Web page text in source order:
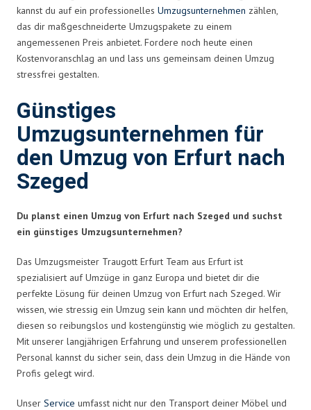
kannst du auf ein professionelles Umzugsunternehmen zählen,
das dir maßgeschneiderte Umzugspakete zu einem
angemessenen Preis anbietet. Fordere noch heute einen
Kostenvoranschlag an und lass uns gemeinsam deinen Umzug
stressfrei gestalten.
Günstiges
Umzugsunternehmen für
den Umzug von Erfurt nach
Szeged
Du planst einen Umzug von Erfurt nach Szeged und suchst
ein günstiges Umzugsunternehmen?
Das Umzugsmeister Traugott Erfurt Team aus Erfurt ist
spezialisiert auf Umzüge in ganz Europa und bietet dir die
perfekte Lösung für deinen Umzug von Erfurt nach Szeged. Wir
wissen, wie stressig ein Umzug sein kann und möchten dir helfen,
diesen so reibungslos und kostengünstig wie möglich zu gestalten.
Mit unserer langjährigen Erfahrung und unserem professionellen
Personal kannst du sicher sein, dass dein Umzug in die Hände von
Profis gelegt wird.
Unser Service umfasst nicht nur den Transport deiner Möbel und